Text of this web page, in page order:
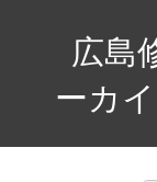
広島
ーカ